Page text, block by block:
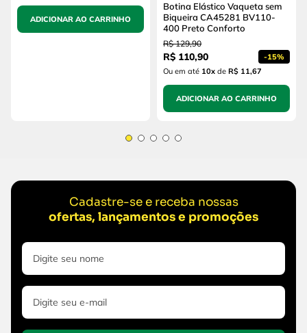
ADICIONAR AO CARRINHO
Botina Elástico Vaqueta sem
Biqueira CA45281 BV110-
400 Preto Conforto
R$ 129,90
R$ 110,90 -15%
Ou em até 10x de R$ 11,67
ADICIONAR AO CARRINHO
Cadastre-se e receba nossas
ofertas, lançamentos e promoções